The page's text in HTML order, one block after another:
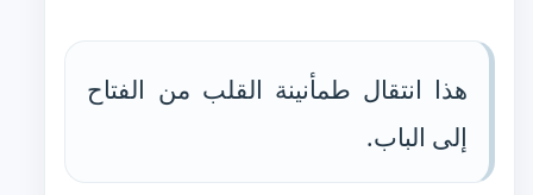
هذا انتقال طمأنينة القلب من الفتاح
إلى الباب.